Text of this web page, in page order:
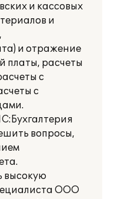
и кассовых
и
и отражение
платы, расчеты
с
с
вопросы,
высокую
ООО